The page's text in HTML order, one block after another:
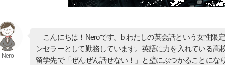
Nero
こんにちは！Neroです。b わたしの英会話という女性限
ンセラーとして勤務しています。英語に力を入れている高
留学先で「ぜんぜん話せない！」と壁にぶつかることにな